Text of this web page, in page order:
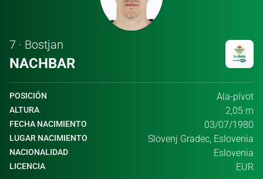
7 · Bostjan
NACHBAR
POSICIÓN Ala-pívot
ALTURA 2,05 m
FECHA NACIMIENTO 03/07/1980
LUGAR NACIMIENTO Slovenj Gradec, Eslovenia
NACIONALIDAD Eslovenia
LICENCIA EUR